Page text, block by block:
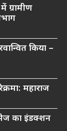
ग्रामीण
किया –
महाराज
का इंडक्शन